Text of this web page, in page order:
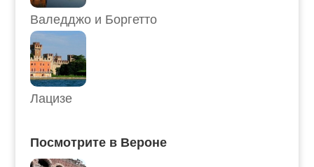
Валедджо и Боргетто
Лацизе
Посмотрите в Вероне